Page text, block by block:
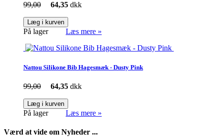
99,00 64,35 dkk
Læg i kurven
På lager Læs mere »
Nattou Silikone Bib Hagesmæk - Dusty Pink
99,00 64,35 dkk
Læg i kurven
På lager Læs mere »
Værd at vide om Nyheder ...